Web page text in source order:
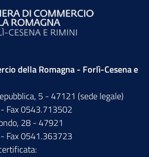
della Romagna - Forlì-Cesena e
5 - 47121 (sede legale)
Fax 0543.713502
28 - 47921
Fax 0541.363723